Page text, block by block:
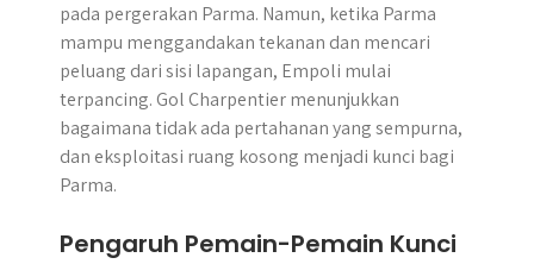
pada pergerakan Parma. Namun, ketika Parma
mampu menggandakan tekanan dan mencari
peluang dari sisi lapangan, Empoli mulai
terpancing. Gol Charpentier menunjukkan
bagaimana tidak ada pertahanan yang sempurna,
dan eksploitasi ruang kosong menjadi kunci bagi
Parma.
Pengaruh Pemain-Pemain Kunci